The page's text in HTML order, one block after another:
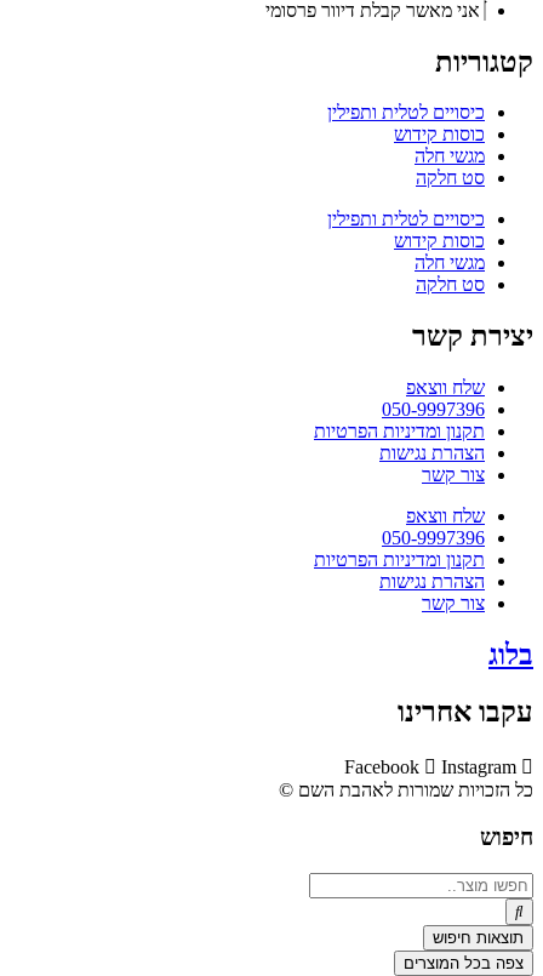
אני מאשר קבלת דיוור פרסומי
קטגוריות
כיסויים לטלית ותפילין
כוסות קידוש
מגשי חלה
סט חלקה
כיסויים לטלית ותפילין
כוסות קידוש
מגשי חלה
סט חלקה
יצירת קשר
שלח ווצאפ
050-9997396
תקנון ומדיניות הפרטיות
הצהרת נגישות
צור קשר
שלח ווצאפ
050-9997396
תקנון ומדיניות הפרטיות
הצהרת נגישות
צור קשר
בלוג
עקבו אחרינו
Facebook
Instagram
כל הזכויות שמורות לאהבת השם ©​
חיפוש
Search
...
תוצאות חיפוש
צפה בכל המוצרים